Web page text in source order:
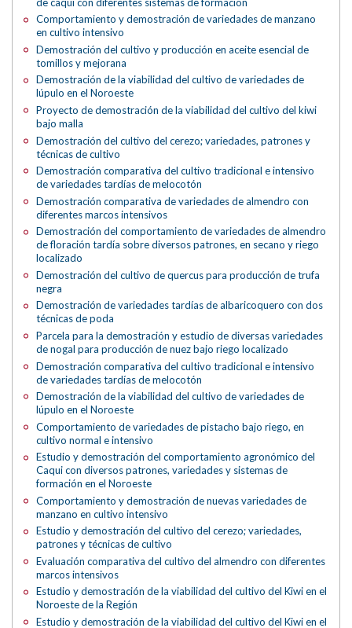
Comportamiento y demostración de variedades de manzano
en cultivo intensivo
Demostración del cultivo y producción en aceite esencial de
tomillos y mejorana
Demostración de la viabilidad del cultivo de variedades de
lúpulo en el Noroeste
Proyecto de demostración de la viabilidad del cultivo del kiwi
bajo malla
Demostración del cultivo del cerezo; variedades, patrones y
técnicas de cultivo
Demostración comparativa del cultivo tradicional e intensivo
de variedades tardías de melocotón
Demostración comparativa de variedades de almendro con
diferentes marcos intensivos
Demostración del comportamiento de variedades de almendro
de floración tardía sobre diversos patrones, en secano y riego
localizado
Demostración del cultivo de quercus para producción de trufa
negra
Demostración de variedades tardías de albaricoquero con dos
técnicas de poda
Parcela para la demostración y estudio de diversas variedades
de nogal para producción de nuez bajo riego localizado
Demostración comparativa del cultivo tradicional e intensivo
de variedades tardías de melocotón
Demostración de la viabilidad del cultivo de variedades de
lúpulo en el Noroeste
Comportamiento de variedades de pistacho bajo riego, en
cultivo normal e intensivo
Estudio y demostración del comportamiento agronómico del
Caqui con diversos patrones, variedades y sistemas de
formación en el Noroeste
Comportamiento y demostración de nuevas variedades de
manzano en cultivo intensivo
Estudio y demostración del cultivo del cerezo; variedades,
patrones y técnicas de cultivo
Evaluación comparativa del cultivo del almendro con diferentes
marcos intensivos
Estudio y demostración de la viabilidad del cultivo del Kiwi en el
Noroeste de la Región
Estudio y demostración de la viabilidad del cultivo del Kiwi en el